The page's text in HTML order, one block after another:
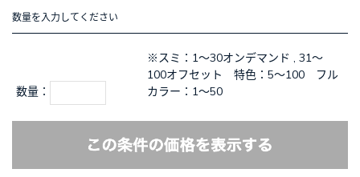
数量を入力してください
数量：
※スミ：1～30オンデマンド , 31～
100オフセット 特色：5～100 フル
カラー：1～50